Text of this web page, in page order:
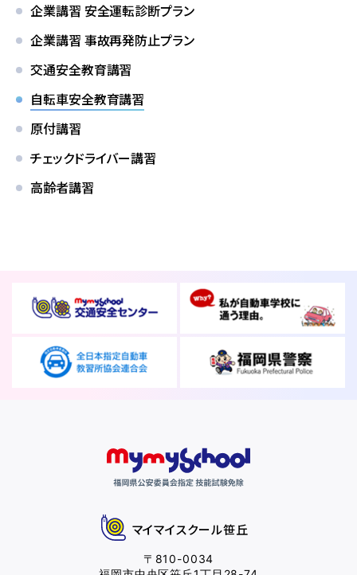
卒業生の声
受付
各種割引
FOLLOW SNS
企業講習 安全運転診断プラン
企業講習 事故再発防止プラン
交通安全教育講習
自転車安全教育講習
原付講習
チェックドライバー講習
高齢者講習
マイマイスクール笹丘
〒810-0034